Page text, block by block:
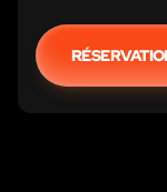
city escape